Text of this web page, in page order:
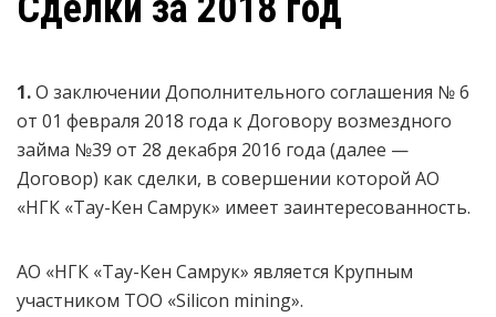
1.О заключении Дополнительного соглашения № 6
от 01 февраля 2018 года к Договору возмездного
займа №39 от 28 декабря 2016 года (далее —
Договор) как сделки, в совершении которой АО
«НГК «Тау-Кен Самрук» имеет заинтересованность.
АО «НГК «Тау-Кен Самрук» является Крупным
участником ТОО «Silicon mining».